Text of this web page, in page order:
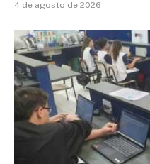
4 de agosto de 2026